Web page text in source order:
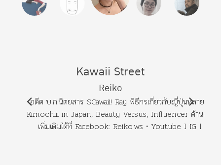
Kawaii Street
Reiko
อดีต บ.ก.นิตยสาร SCawaii! Ray พิธีกรเกี่ยวกับญี่ปุ่นหลายรายก
Kimochiii in Japan, Beauty Versus, Influencer ด้านญี่ปุ่
เพิ่มเติมได้ที่ Facebook: Reiko.ws・Youtube l IG l